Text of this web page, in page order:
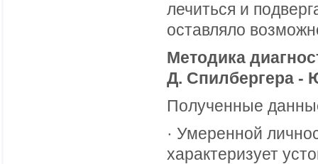
лечиться и
оставляло
Методика
Д. Спилбергера -
Полученные
· Умеренной
характеризует